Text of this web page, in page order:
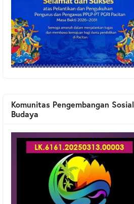
Komunitas Pengembangan Sosial
Budaya